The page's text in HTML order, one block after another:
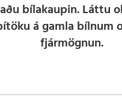
bílakaupin. Láttu
á gamla bílnum
fjármögnun.